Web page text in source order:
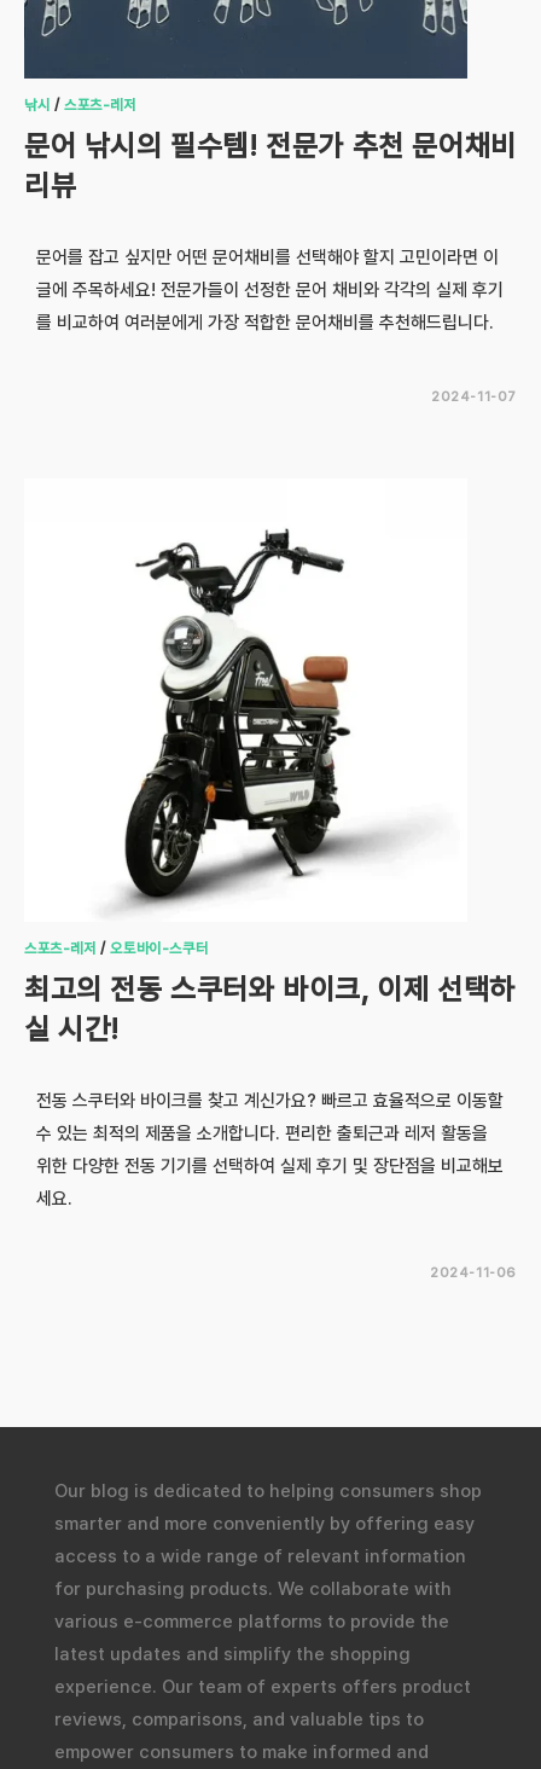
낚시 /스포츠-레저
문어 낚시의 필수템! 전문가 추천 문어채비
리뷰
문어를 잡고 싶지만 어떤 문어채비를 선택해야 할지 고민이라면 이
글에 주목하세요! 전문가들이 선정한 문어 채비와 각각의 실제 후기
를 비교하여 여러분에게 가장 적합한 문어채비를 추천해드립니다.
2024-11-07
스포츠-레저 /오토바이-스쿠터
최고의 전동 스쿠터와 바이크, 이제 선택하
실 시간!
전동 스쿠터와 바이크를 찾고 계신가요? 빠르고 효율적으로 이동할
수 있는 최적의 제품을 소개합니다. 편리한 출퇴근과 레저 활동을
위한 다양한 전동 기기를 선택하여 실제 후기 및 장단점을 비교해보
세요.
2024-11-06
Our blog is dedicated to helping consumers shop
smarter and more conveniently by offering easy
access to a wide range of relevant information
for purchasing products. We collaborate with
various e-commerce platforms to provide the
latest updates and simplify the shopping
experience. Our team of experts offers product
reviews, comparisons, and valuable tips to
empower consumers to make informed and